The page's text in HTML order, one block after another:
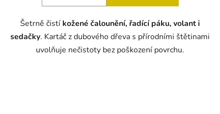
Šetrně čistí kožené čalounění, řadící páku, volant i
sedačky. Kartáč z dubového dřeva s přírodními štětinami
uvolňuje nečistoty bez poškození povrchu.